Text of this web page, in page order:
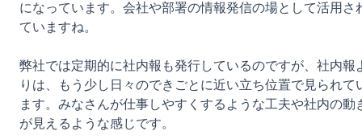
になっています。会社や部署の情報発信の場として活用さ
ていますね。
弊社では定期的に社内報も発行しているのですが、社内報
りは、もう少し日々のできごとに近い立ち位置で見られて
ます。みなさんが仕事しやすくするような工夫や社内の動
が見えるような感じです。